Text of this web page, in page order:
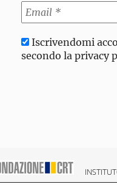
Iscrivendomi
secondo la privacy